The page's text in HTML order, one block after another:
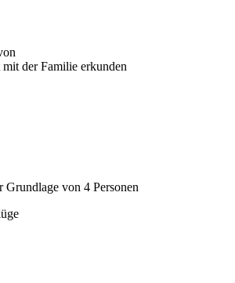
der Familie erkunden
Grundlage von 4 Personen